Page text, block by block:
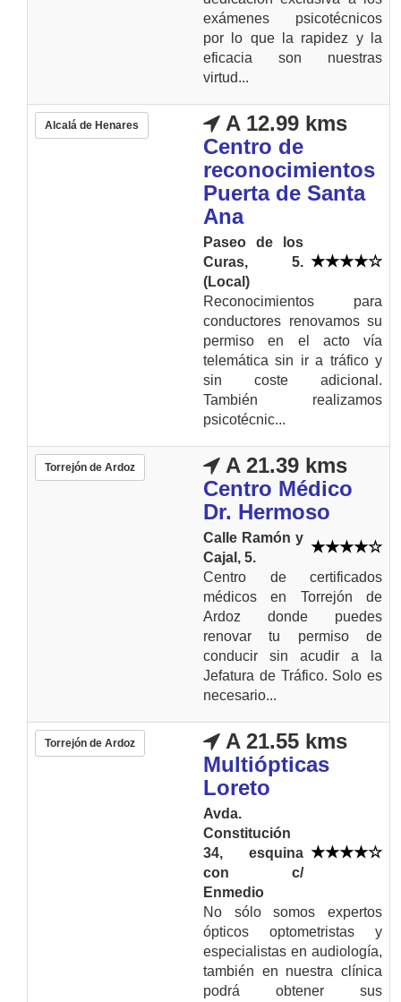
exámenes psicotécnicos
por lo que la rapidez y la
eficacia son nuestras
virtud...
Alcalá de Henares
A 12.99 kms
Centro de
reconocimientos
Puerta de Santa
Ana
Paseo de los
Curas, 5.
(Local)
Reconocimientos para
conductores renovamos su
permiso en el acto vía
telemática sin ir a tráfico y
sin coste adicional.
También realizamos
psicotécnic...
Torrejón de Ardoz
A 21.39 kms
Centro Médico
Dr. Hermoso
Calle Ramón y
Cajal, 5.
Centro de certificados
médicos en Torrejón de
Ardoz donde puedes
renovar tu permiso de
conducir sin acudir a la
Jefatura de Tráfico. Solo es
necesario...
Torrejón de Ardoz
A 21.55 kms
Multiópticas
Loreto
Avda.
Constitución
34, esquina
con c/
Enmedio
No sólo somos expertos
ópticos optometristas y
especialistas en audiología,
también en nuestra clínica
podrá obtener sus